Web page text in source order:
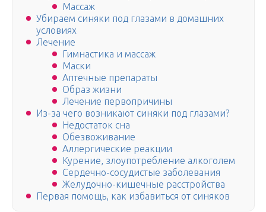
Массаж
Убираем синяки под глазами в домашних
условиях
Лечение
Гимнастика и массаж
Маски
Аптечные препараты
Образ жизни
Лечение первопричины
Из-за чего возникают синяки под глазами?
Недостаток сна
Обезвоживание
Аллергические реакции
Курение, злоупотребление алкоголем
Сердечно-сосудистые заболевания
Желудочно-кишечные расстройства
Первая помощь, как избавиться от синяков